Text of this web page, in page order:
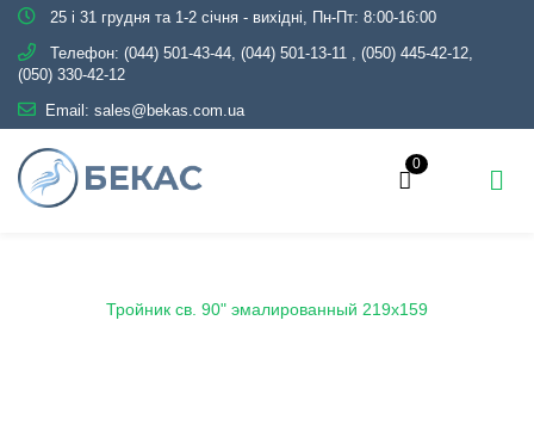
25 і 31 грудня та 1-2 січня - вихідні, Пн-Пт: 8:00-16:00
Телефон: (044) 501-43-44, (044) 501-13-11 , (050) 445-42-12,
(050) 330-42-12
Email: sales@bekas.com.ua
0
Тройник св. 90" эмалированный 219х159